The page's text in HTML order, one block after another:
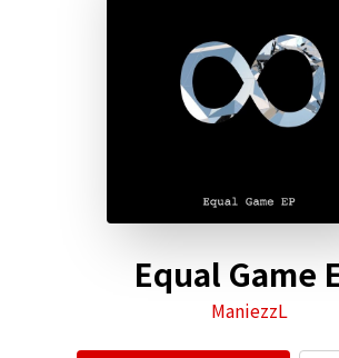
Equal Game
ManiezzL